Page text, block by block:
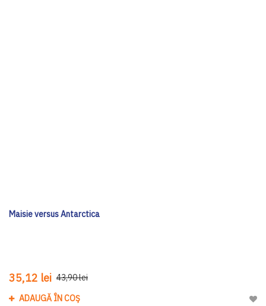
Maisie versus Antarctica
35,12 lei 43,90 lei
ADAUGĂ ÎN COȘ